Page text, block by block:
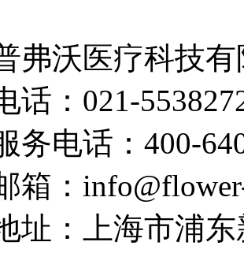
弗沃医疗科技
话：021-
务电话：400-
箱：
址：上海市浦